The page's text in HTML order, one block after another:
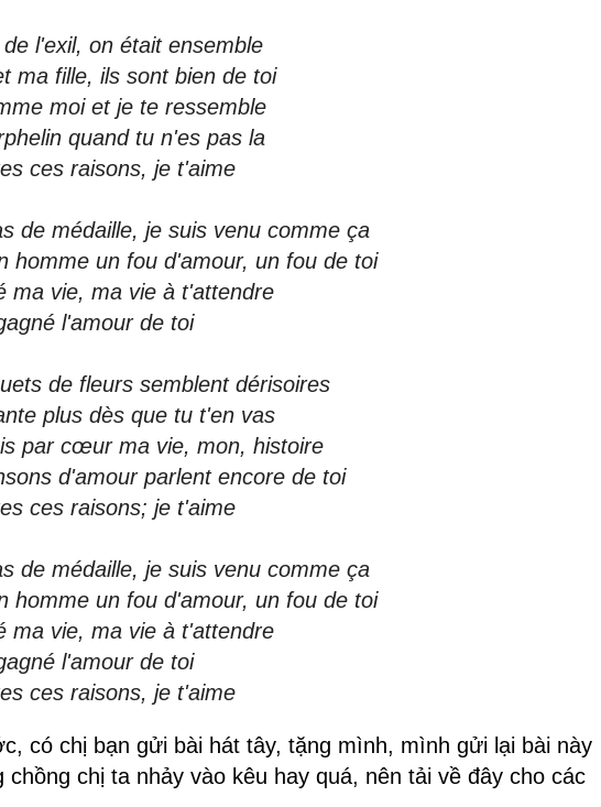
l'exil, on était ensemble
ma fille, ils sont bien de toi
moi et je te ressemble
quand tu n'es pas la
ces raisons, je t'aime
de médaille, je suis venu comme ça
homme un fou d'amour, un fou de toi
ma vie, ma vie à t'attendre
l'amour de toi
de fleurs semblent dérisoires
plus dès que tu t'en vas
par cœur ma vie, mon, histoire
d'amour parlent encore de toi
ces raisons; je t'aime
de médaille, je suis venu comme ça
homme un fou d'amour, un fou de toi
ma vie, ma vie à t'attendre
l'amour de toi
ces raisons, je t'aime
có chị bạn gửi bài hát tây, tặng mình, mình gửi lại bài này
chồng chị ta nhảy vào kêu hay quá, nên tải về đây cho các